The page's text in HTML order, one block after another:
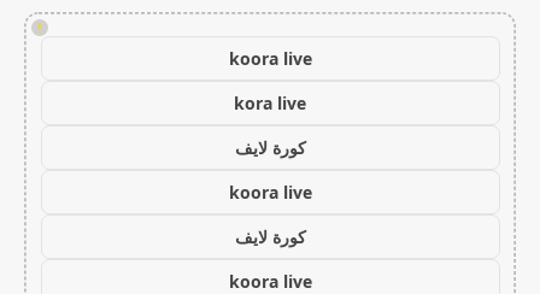
!
koora live
kora live
كورة لايف
koora live
كورة لايف
koora live